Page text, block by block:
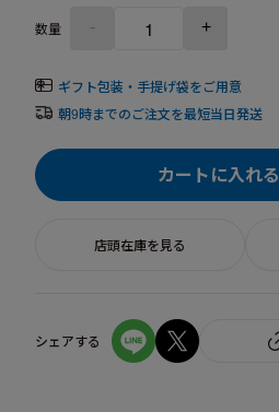
数量 - +
ギフト包装・手提げ袋をご用意
朝9時までのご注文を最短当日発送
カートに入れる
店頭在庫を見る
シェアする